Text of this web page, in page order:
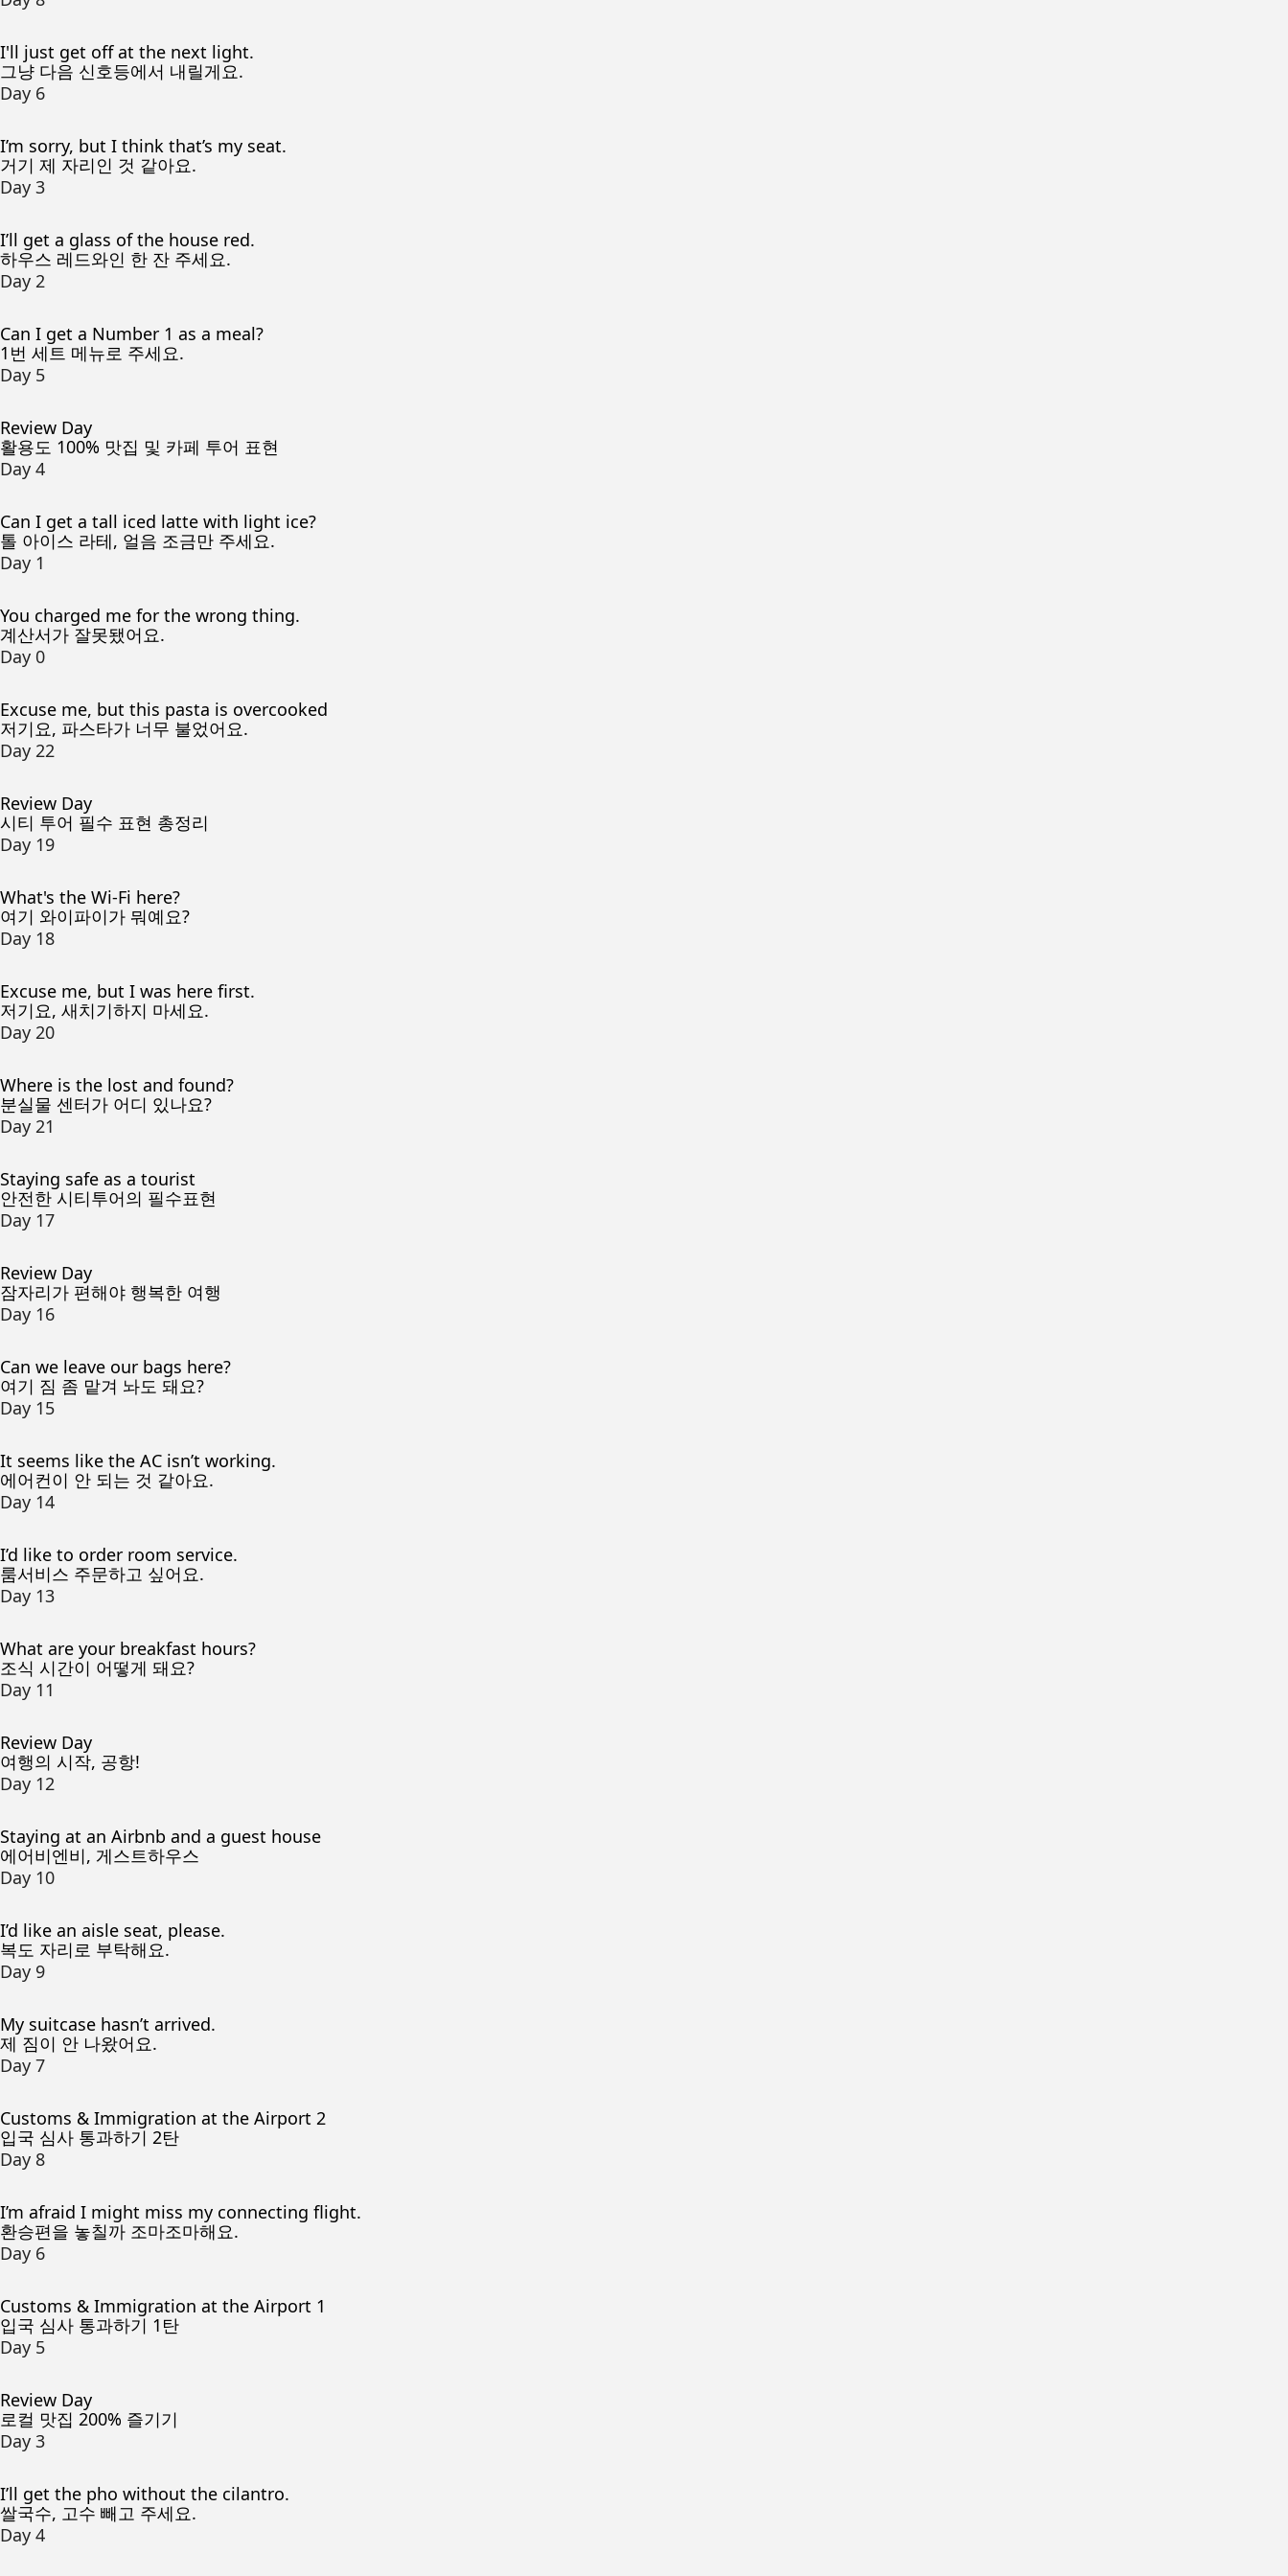
I'll just get off at the next light.
그냥 다음 신호등에서 내릴게요.
Day 6
I’m sorry, but I think that’s my seat.
거기 제 자리인 것 같아요.
Day 3
I’ll get a glass of the house red.
하우스 레드와인 한 잔 주세요.
Day 2
Can I get a Number 1 as a meal?
1번 세트 메뉴로 주세요.
Day 5
Review Day
활용도 100% 맛집 및 카페 투어 표현
Day 4
Can I get a tall iced latte with light ice?
톨 아이스 라테, 얼음 조금만 주세요.
Day 1
You charged me for the wrong thing.
계산서가 잘못됐어요.
Day 0
Excuse me, but this pasta is overcooked
저기요, 파스타가 너무 불었어요.
Day 22
Review Day
시티 투어 필수 표현 총정리
Day 19
What's the Wi-Fi here?
여기 와이파이가 뭐예요?
Day 18
Excuse me, but I was here first.
저기요, 새치기하지 마세요.
Day 20
Where is the lost and found?
분실물 센터가 어디 있나요?
Day 21
Staying safe as a tourist
안전한 시티투어의 필수표현
Day 17
Review Day
잠자리가 편해야 행복한 여행
Day 16
Can we leave our bags here?
여기 짐 좀 맡겨 놔도 돼요?
Day 15
It seems like the AC isn’t working.
에어컨이 안 되는 것 같아요.
Day 14
I’d like to order room service.
룸서비스 주문하고 싶어요.
Day 13
What are your breakfast hours?
조식 시간이 어떻게 돼요?
Day 11
Review Day
여행의 시작, 공항!
Day 12
Staying at an Airbnb and a guest house
에어비엔비, 게스트하우스
Day 10
I’d like an aisle seat, please.
복도 자리로 부탁해요.
Day 9
My suitcase hasn’t arrived.
제 짐이 안 나왔어요.
Day 7
Customs & Immigration at the Airport 2
입국 심사 통과하기 2탄
Day 8
I’m afraid I might miss my connecting flight.
환승편을 놓칠까 조마조마해요.
Day 6
Customs & Immigration at the Airport 1
입국 심사 통과하기 1탄
Day 5
Review Day
로컬 맛집 200% 즐기기
Day 3
I’ll get the pho without the cilantro.
쌀국수, 고수 빼고 주세요.
Day 4